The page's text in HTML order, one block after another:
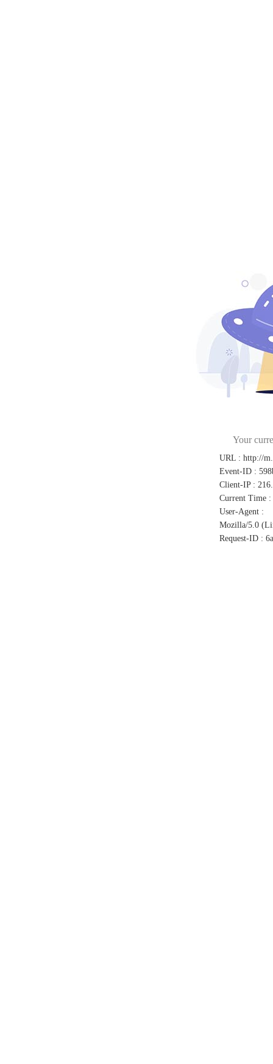
Your
URL : http://
Event-ID :
Client-IP :
Current Time :
User-Agent :
Mozilla/5.0
Request-ID :